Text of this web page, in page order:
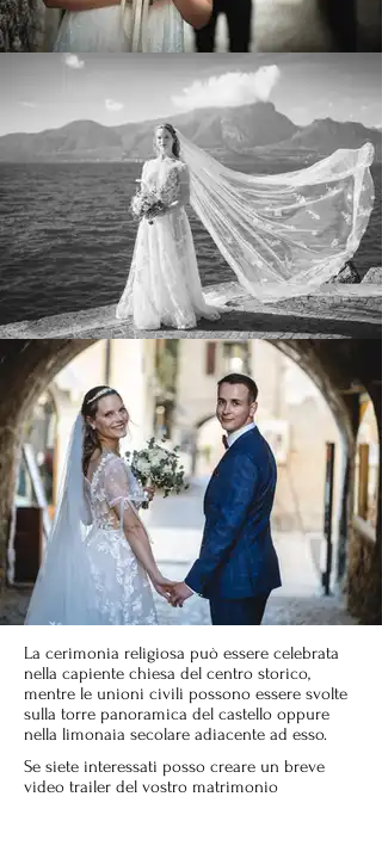
La cerimonia religiosa può essere celebrata
nella capiente chiesa del centro storico,
mentre le unioni civili possono essere svolte
sulla torre panoramica del castello oppure
nella limonaia secolare adiacente ad esso.
Se siete interessati posso creare un breve
video trailer del vostro matrimonio